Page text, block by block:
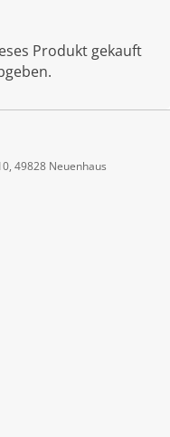
Produkt gekauft
49828 Neuenhaus